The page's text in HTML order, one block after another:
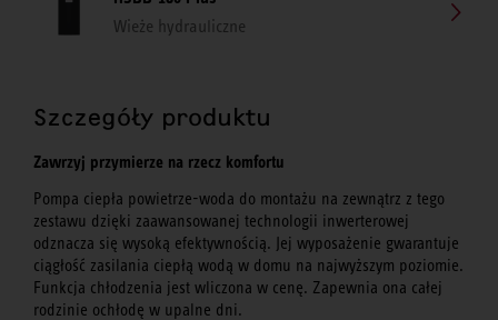
Wieże hydrauliczne
Szczegóły produktu
Zawrzyj przymierze na rzecz komfortu
Pompa ciepła powietrze-woda do montażu na zewnątrz z tego
zestawu dzięki zaawansowanej technologii inwerterowej
odznacza się wysoką efektywnością. Jej wyposażenie gwarantuje
ciągłość zasilania ciepłą wodą w domu na najwyższym poziomie.
Funkcja chłodzenia jest wliczona w cenę. Zapewnia ona całej
rodzinie ochłodę w upalne dni.